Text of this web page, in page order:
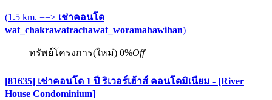
(1.5 km. ==> เช่าคอนโด
wat_chakrawatrachawat_woramahawihan)
ทรัพย์โครงการ(ใหม่) 0%Off
[81635] เช่าคอนโด 1 ปี ริเวอร์เฮ้าส์ คอนโดมิเนียม - [River
House Condominium]